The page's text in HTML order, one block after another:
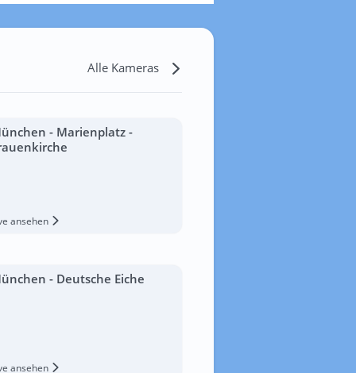
Alle Kameras
- Marienplatz -
ansehen
- Deutsche Eiche
ansehen